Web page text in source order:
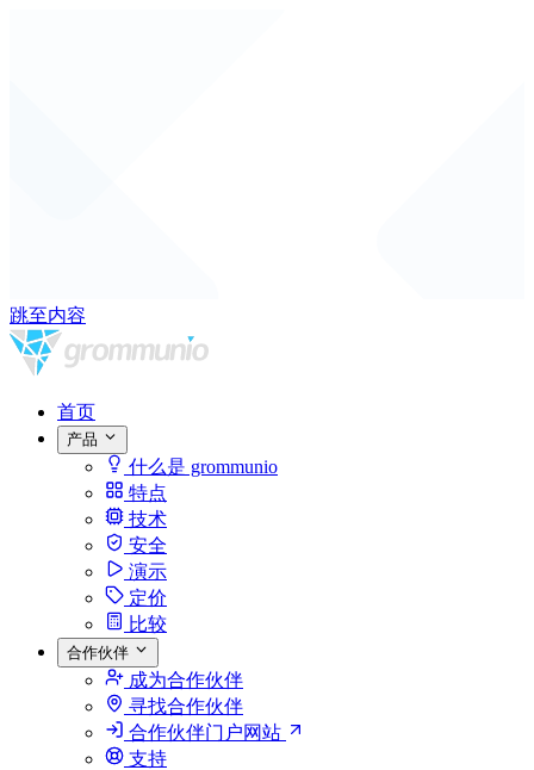
跳至内容
首页
产品
什么是 grommunio
特点
技术
安全
演示
定价
比较
合作伙伴
成为合作伙伴
寻找合作伙伴
合作伙伴门户网站
支持